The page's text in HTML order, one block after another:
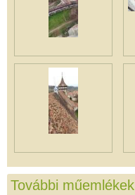
További műemlékek